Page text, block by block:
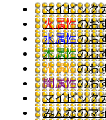
マイピック
火属性のお
水属性のお
木属性のお
光属性のお
闇属性のお
マイピック
みんなのマ